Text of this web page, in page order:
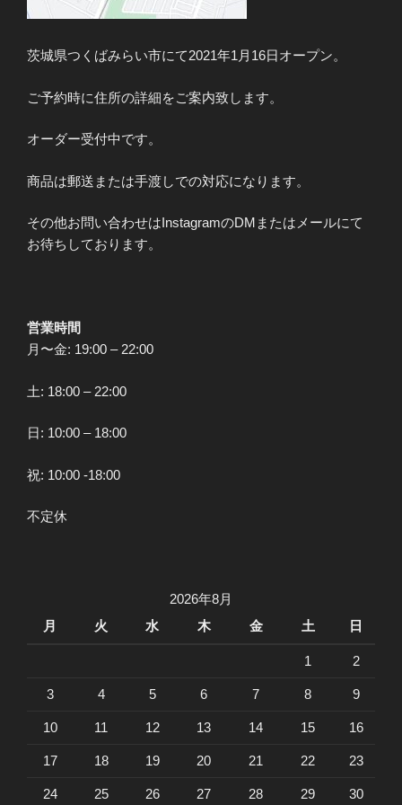
茨城県つくばみらい市にて2021年1月16日オープン。
ご予約時に住所の詳細をご案内致します。
オーダー受付中です。
商品は郵送または手渡しでの対応になります。
その他お問い合わせはInstagramのDMまたはメールにて
お待ちしております。
営業時間
月〜金: 19:00 – 22:00
土: 18:00 – 22:00
日: 10:00 – 18:00
祝: 10:00 -18:00
不定休
2026年8月
月
火 水 木 金 土 日
1 2
3 4 5 6 7 8 9
10 11 12 13 14 15 16
17 18 19 20 21 22 23
24 25 26 27 28 29 30